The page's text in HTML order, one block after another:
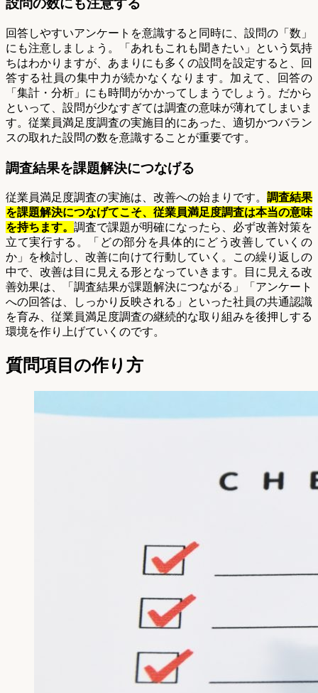
設問の数にも注意する
回答しやすいアンケートを意識すると同時に、設問の「数」
にも注意しましょう。「あれもこれも聞きたい」という気持
ちはわかりますが、あまりにも多くの設問を設定すると、回
答する社員の集中力が続かなくなります。加えて、回答の
「集計・分析」にも時間がかかってしまうでしょう。だから
といって、設問が少なすぎては調査の意味が薄れてしまいま
す。従業員満足度調査の実施目的にあった、適切かつバラン
スの取れた設問の数を意識することが重要です。
調査結果を課題解決につなげる
従業員満足度調査の実施は、改善への始まりです。 調査結果
を課題解決につなげてこそ、従業員満足度調査は本当の意味
を持ちます。 調査で課題が明確になったら、必ず改善対策を
立て実行する。「どの部分を具体的にどう改善していくの
か」を検討し、改善に向けて行動していく。この繰り返しの
中で、改善は目に見える形となっていきます。目に見える改
善効果は、「調査結果が課題解決につながる」「アンケート
への回答は、しっかり反映される」といった社員の共通認識
を育み、従業員満足度調査の継続的な取り組みを後押しする
環境を作り上げていくのです。
質問項目の作り方